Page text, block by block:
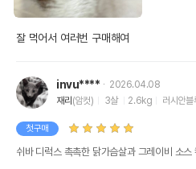
잘 먹어서 여러번 구매해여
invu****
2026.04.08
재리(암컷) 3살 2.6kg 러시안블
첫구매
쉬바 디럭스 촉촉한 닭가슴살과 그레이비 소